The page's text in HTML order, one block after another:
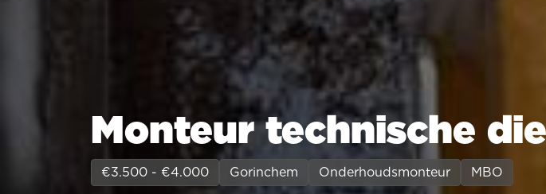
Monteur technische
€3.500 - €4.000 Gorinchem Onderhoudsmonteur MBO